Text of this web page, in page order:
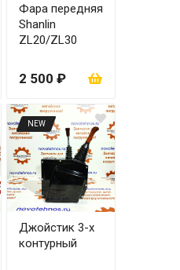
Фара передняя
Shanlin
ZL20/ZL30
2 500 ₽
NEW
Джойстик 3-х
контурный